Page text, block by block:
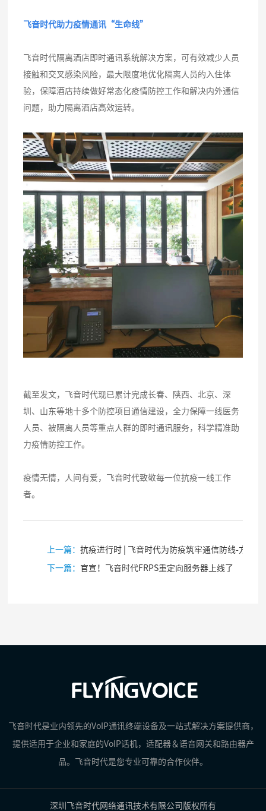
飞音时代助力疫情通讯“生命线”
飞音时代隔离酒店即时通讯系统解决方案，可有效减少人员
接触和交叉感染风险，最大限度地优化隔离人员的入住体
验，保障酒店持续做好常态化疫情防控工作和解决内外通信
问题，助力隔离酒店高效运转。
截至发文，飞音时代现已累计完成长春、陕西、北京、深
圳、山东等地十多个防控项目通信建设，全力保障一线医务
人员、被隔离人员等重点人群的即时通讯服务，科学精准助
力疫情防控工作。
疫情无情，人间有爱，飞音时代致敬每一位抗疫一线工作
者。
上一篇： 抗疫进行时 | 飞音时代为防疫筑牢通信防线-方舱医院篇
下一篇： 官宣！飞音时代FRPS重定向服务器上线了
飞音时代是业内领先的VoIP通讯终端设备及一站式解决方案提供商，
提供适用于企业和家庭的VoIP话机，适配器＆语音网关和路由器产
品。飞音时代是您专业可靠的合作伙伴。
深圳飞音时代网络通讯技术有限公司版权所有